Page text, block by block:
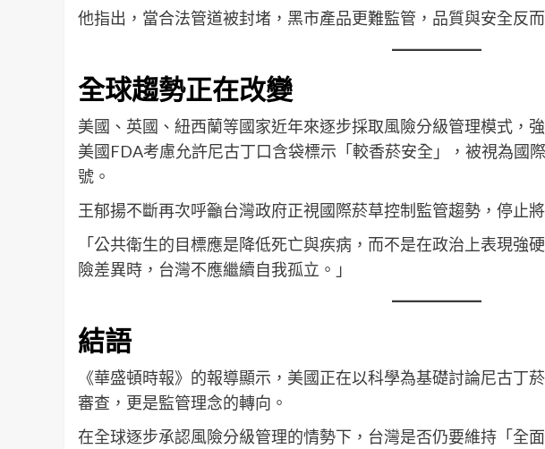
他指出，當合法管道被封堵，黑市產品更難監管，品質與安全反
全球趨勢正在改變
美國、英國、紐西蘭等國家近年來逐步採取風險分級管理模式，
美國FDA考慮允許尼古丁口含袋標示「較香菸安全」，被視為國
號。
王郁揚不斷再次呼籲台灣政府正視國際菸草控制監管趨勢，停止
「公共衛生的目標應是降低死亡與疾病，而不是在政治上表現強
險差異時，台灣不應繼續自我孤立。」
結語
《華盛頓時報》的報導顯示，美國正在以科學為基礎討論尼古丁
審查，更是監管理念的轉向。
在全球逐步承認風險分級管理的情勢下，台灣是否仍要維持「全